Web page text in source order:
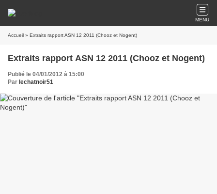
MENU
Accueil » Extraits rapport ASN 12 2011 (Chooz et Nogent)
Extraits rapport ASN 12 2011 (Chooz et Nogent)
Publié le 04/01/2012 à 15:00
Par lechatnoir51